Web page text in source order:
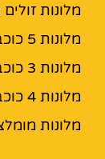
מלונות
מלונות 5 כוכבים ביער השחור
מלונות 3 כוכבים ביער השחור
מלונות 4 כוכבים ביער השחור
מלונות